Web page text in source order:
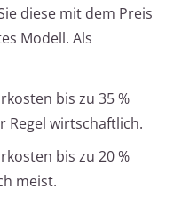
diese mit dem Preis
Modell. Als
bis zu 35 %
Regel wirtschaftlich.
bis zu 20 %
meist.